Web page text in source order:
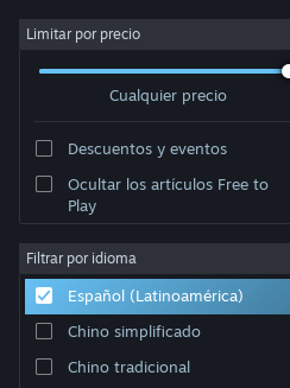
Iniciar sesión
Acerca de
Soporte
Cambiar idioma
Limitar por precio
Cualquier precio
Descuentos y eventos
Ocultar los artículos Free to
Play
Filtrar por idioma
Español (Latinoamérica)
Chino simplificado
Chino tradicional
Editor: Omnitron Studios
Ordenar por Relevancia
0 resultado(s) coinciden con la búsqueda.